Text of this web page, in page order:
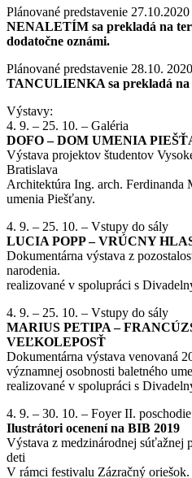
Plánované predstavenie 27.10.2020
NENALETÍM sa prekladá na
dodatočne oznámi.
Plánované predstavenie 28.10. 2020
TANCULIENKA sa prekladá na
Výstavy:
4. 9. – 25. 10. – Galéria
DOFO – DOM UMENIA
Výstava projektov študentov
Bratislava
Architektúra Ing. arch.
umenia Piešťany.
4. 9. – 25. 10. – Vstupy do sály
LUCIA POPP – VRÚCNY
Dokumentárna výstava z
narodenia.
realizované v spolupráci s
4. 9. – 25. 10. – Vstupy do sály
MARIUS PETIPA –
VEĽKOLEPOSŤ
Dokumentárna výstava venovaná
významnej osobnosti baletného
realizované v spolupráci s
4. 9. – 30. 10. – Foyer II. poschodie
Ilustrátori ocenení na BIB 2019
Výstava z medzinárodnej súťažnej
deti
V rámci festivalu Zázračný